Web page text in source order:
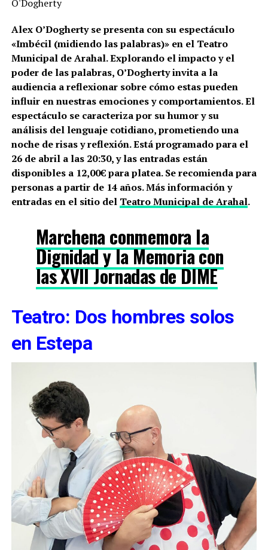
Alex O’Dogherty se presenta con su espectáculo
«Imbécil (midiendo las palabras)» en el Teatro
Municipal de Arahal. Explorando el impacto y el
poder de las palabras, O’Dogherty invita a la
audiencia a reflexionar sobre cómo estas pueden
influir en nuestras emociones y comportamientos. El
espectáculo se caracteriza por su humor y su
análisis del lenguaje cotidiano, prometiendo una
noche de risas y reflexión. Está programado para el
26 de abril a las 20:30, y las entradas están
disponibles a 12,00€ para platea. Se recomienda para
personas a partir de 14 años. Más información y
entradas en el sitio del Teatro Municipal de Arahal.
Marchena conmemora la
Dignidad y la Memoria con
las XVII Jornadas de DIME
Teatro: Dos hombres solos
en Estepa